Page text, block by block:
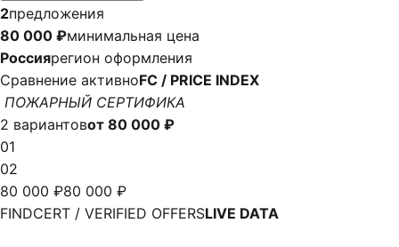
2предложения
80 000 ₽минимальная цена
Россиярегион оформления
Сравнение активноFC / PRICE INDEX
ПОЖАРНЫЙ СЕРТИФИКА
2 вариантовот 80 000 ₽
01
02
80 000 ₽80 000 ₽
FINDCERT / VERIFIED OFFERSLIVE DATA